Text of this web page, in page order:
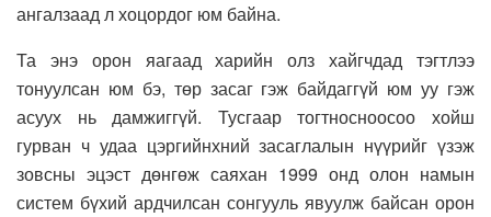
ангалзаад л хоцордог юм байна.
Та энэ орон яагаад харийн олз хайгчдад тэгтлээ
тонуулсан юм бэ, төр засаг гэж байдаггүй юм уу гэж
асуух нь дамжиггүй. Тусгаар тогтносноосоо хойш
гурван ч удаа цэргийнхний засаглалын нүүрийг үзэж
зовсны эцэст дөнгөж саяхан 1999 онд олон намын
систем бүхий ардчилсан сонгууль явуулж байсан орон